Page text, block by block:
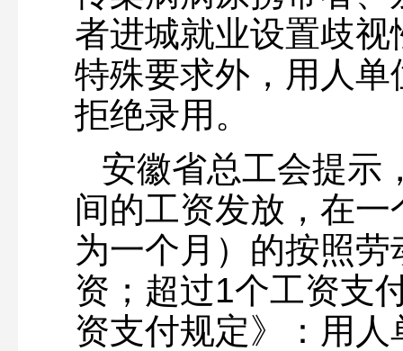
者进城就业设置歧
特殊要求外，用人
拒绝录用。
安徽省总工会提示
间的工资发放，在
为一个月）的按照
资；超过1个工资支
资支付规定》：用